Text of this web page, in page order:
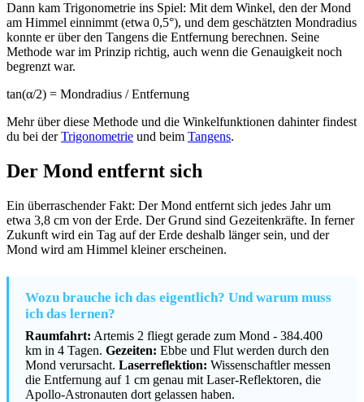
Dann kam Trigonometrie ins Spiel: Mit dem Winkel, den der Mond
am Himmel einnimmt (etwa 0,5°), und dem geschätzten Mondradius
konnte er über den Tangens die Entfernung berechnen. Seine
Methode war im Prinzip richtig, auch wenn die Genauigkeit noch
begrenzt war.
tan(α/2) = Mondradius / Entfernung
Mehr über diese Methode und die Winkelfunktionen dahinter findest
du bei derTrigonometrie und beim Tangens.
Der Mond entfernt sich
Ein überraschender Fakt: Der Mond entfernt sich jedes Jahr um
etwa 3,8 cm von der Erde. Der Grund sind Gezeitenkräfte. In ferner
Zukunft wird ein Tag auf der Erde deshalb länger sein, und der
Mond wird am Himmel kleiner erscheinen.
Wozu brauche ich das eigentlich? Und warum muss
ich das lernen?
Raumfahrt: Artemis 2 fliegt gerade zum Mond - 384.400
km in 4 Tagen. Gezeiten: Ebbe und Flut werden durch den
Mond verursacht. Laserreflektion: Wissenschaftler messen
die Entfernung auf 1 cm genau mit Laser-Reflektoren, die
Apollo-Astronauten dort gelassen haben.